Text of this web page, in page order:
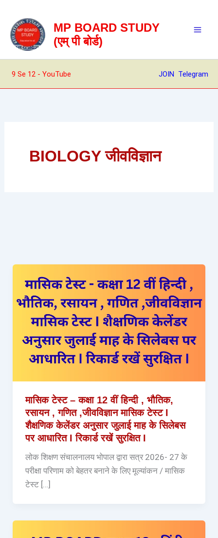
content
MP BOARD STUDY
(एम् पी बोर्ड)
9 Se 12 - YouTube JOIN Telegram
BIOLOGY जीवविज्ञान
मासिक टेस्ट – कक्षा 12 वीं हिन्दी , भौतिक,
रसायन , गणित ,जीवविज्ञान मासिक टेस्ट I
शैक्षणिक केलेंडर अनुसार जुलाई माह के सिलेबस
पर आधारित I रिकार्ड रखें सुरक्षित I
लोक शिक्षण संचालनालय भोपाल द्वारा सत्र 2026- 27 के
परीक्षा परिणाम को बेहतर बनाने के लिए मूल्यांकन / मासिक
टेस्ट […]